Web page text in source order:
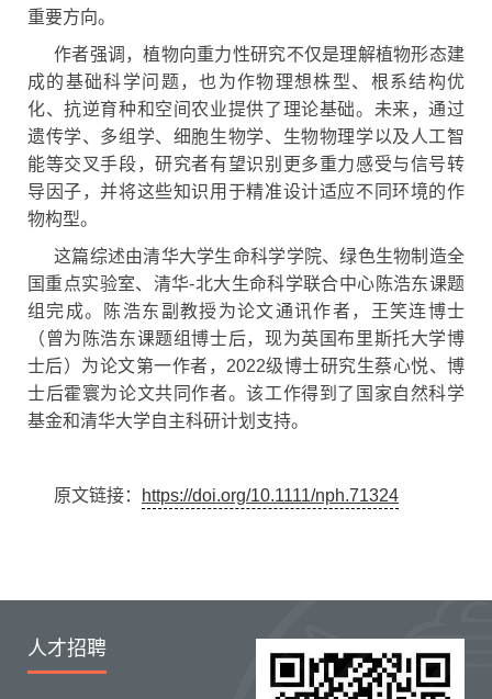
重要方向。
作者强调，植物向重力性研究不仅是理解植物形态建
成的基础科学问题，也为作物理想株型、根系结构优
化、抗逆育种和空间农业提供了理论基础。未来，通过
遗传学、多组学、细胞生物学、生物物理学以及人工智
能等交叉手段，研究者有望识别更多重力感受与信号转
导因子，并将这些知识用于精准设计适应不同环境的作
物构型。
这篇综述由清华大学生命科学学院、绿色生物制造全
国重点实验室、清华-北大生命科学联合中心陈浩东课题
组完成。陈浩东副教授为论文通讯作者，王笑连博士
（曾为陈浩东课题组博士后，现为英国布里斯托大学博
士后）为论文第一作者，2022级博士研究生蔡心悦、博
士后霍寰为论文共同作者。该工作得到了国家自然科学
基金和清华大学自主科研计划支持。
原文链接： https://doi.org/10.1111/nph.71324
人才招聘